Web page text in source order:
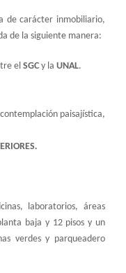
de carácter inmobiliario,
de la siguiente manera:
el SGC y la UNAL.
paisajística,
.
laboratorios, áreas
baja y 12 pisos y un
verdes y parqueadero